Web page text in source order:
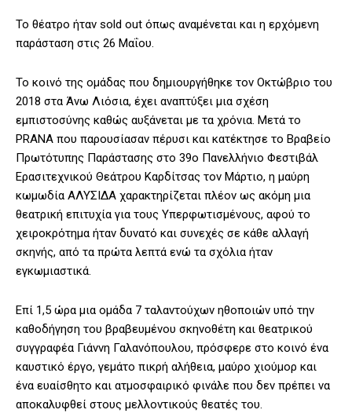
Το θέατρο ήταν sold out όπως αναμένεται και η ερχόμενη
παράσταση στις 26 Μαΐου.
Το κοινό της ομάδας που δημιουργήθηκε τον Οκτώβριο του
2018 στα Άνω Λιόσια, έχει αναπτύξει μια σχέση
εμπιστοσύνης καθώς αυξάνεται με τα χρόνια. Μετά το
PRANA που παρουσίασαν πέρυσι και κατέκτησε το Βραβείο
Πρωτότυπης Παράστασης στο 39ο Πανελλήνιο Φεστιβάλ
Ερασιτεχνικού Θεάτρου Καρδίτσας τον Μάρτιο, η μαύρη
κωμωδία ΑΛΥΣΙΔΑ χαρακτηρίζεται πλέον ως ακόμη μια
θεατρική επιτυχία για τους Υπερφωτισμένους, αφού το
χειροκρότημα ήταν δυνατό και συνεχές σε κάθε αλλαγή
σκηνής, από τα πρώτα λεπτά ενώ τα σχόλια ήταν
εγκωμιαστικά.
Επί 1,5 ώρα μια ομάδα 7 ταλαντούχων ηθοποιών υπό την
καθοδήγηση του βραβευμένου σκηνοθέτη και θεατρικού
συγγραφέα Γιάννη Γαλανόπουλου, πρόσφερε στο κοινό ένα
καυστικό έργο, γεμάτο πικρή αλήθεια, μαύρο χιούμορ και
ένα ευαίσθητο και ατμοσφαιρικό φινάλε που δεν πρέπει να
αποκαλυφθεί στους μελλοντικούς θεατές του.